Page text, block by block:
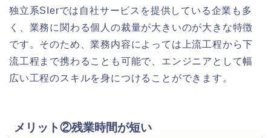
独立系SIerでは自社サービスを提供している企業も多
く、業務に関わる個人の裁量が大きいのが大きな特徴
です。そのため、業務内容によっては上流工程から下
流工程まで携わることも可能で、エンジニアとして幅
広い工程のスキルを身につけることができます。
メリット②残業時間が短い